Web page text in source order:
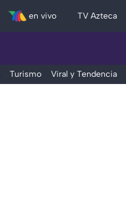
en vivo TV Azteca
Turismo Viral y Tendencia